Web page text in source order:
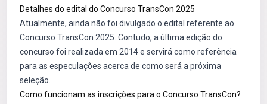
Detalhes do edital do Concurso TransCon 2025
Atualmente, ainda não foi divulgado o edital referente ao
Concurso TransCon 2025. Contudo, a última edição do
concurso foi realizada em 2014 e servirá como referência
para as especulações acerca de como será a próxima
seleção.
Como funcionam as inscrições para o Concurso TransCon?